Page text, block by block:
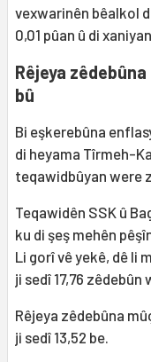
vexwarinên bêalkol
0,01 pûan û di
Rêjeya
bû
Bi eşkerebûna
di heyama Tîrmeh-
teqawidbûyan were
Teqawidên SSK û
ku di şeş mehên
Li gorî vê yekê, dê li
ji sedî 17,76 zêdebûn
Rêjeya zêdebûna
ji sedî 13,52 be.